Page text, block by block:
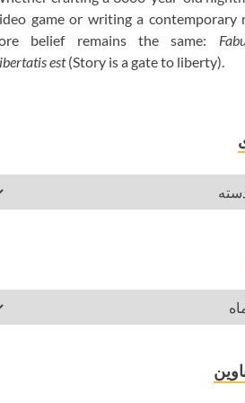
game or writing a contemporary
belief remains the same:
est(Story is a gate to liberty).